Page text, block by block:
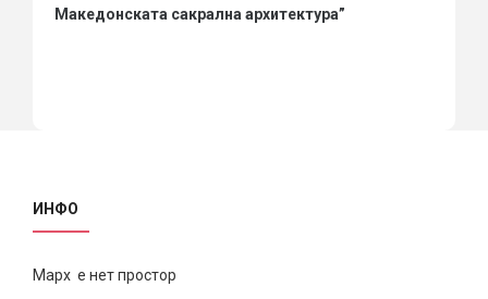
Македонската сакрална архитектура”
ИНФО
Марх е нет простор